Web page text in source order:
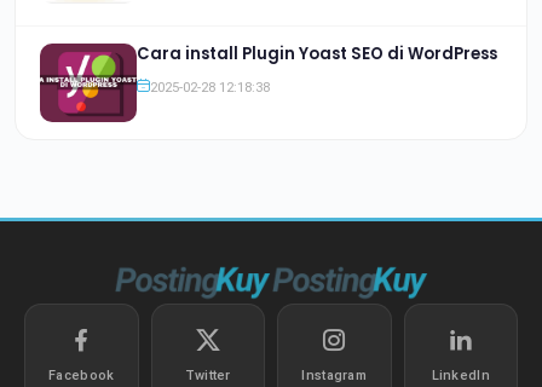
Cara install Plugin Yoast SEO di WordPress
2025-02-28 12:18:38
Facebook Twitter Instagram LinkedIn